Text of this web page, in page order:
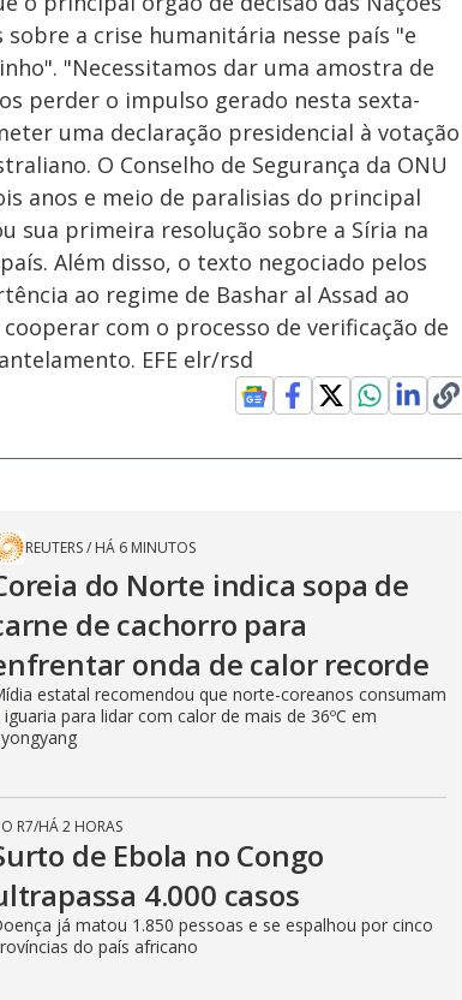
a crise humanitária nesse país "e
"Necessitamos dar uma amostra de
perder o impulso gerado nesta sexta-
uma declaração presidencial à votação
O Conselho de Segurança da ONU
anos e meio de paralisias do principal
sua primeira resolução sobre a Síria na
Além disso, o texto negociado pelos
ao regime de Bashar al Assad ao
com o processo de verificação de
EFE elr/rsd
REUTERS/ HÁ 6 MINUTOS
do Norte indica sopa de
de cachorro para
onda de calor recorde
estatal recomendou que norte-coreanos consumam
iguaria para lidar com calor de mais de 36ºC em
R7/HÁ 2 HORAS
de Ebola no Congo
4.000 casos
já matou 1.850 pessoas e se espalhou por cinco
do país africano